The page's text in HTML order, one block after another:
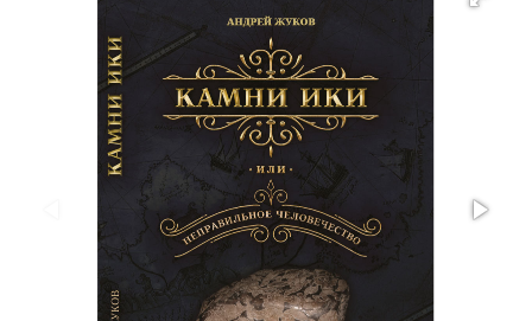
будущего
Публицистика
Тайное и
непознанное
Образ
Философия